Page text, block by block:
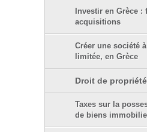
Investir en Grèce :
acquisitions
Créer une société
limitée, en Grèce
Droit de propriété
Taxes sur la
de biens